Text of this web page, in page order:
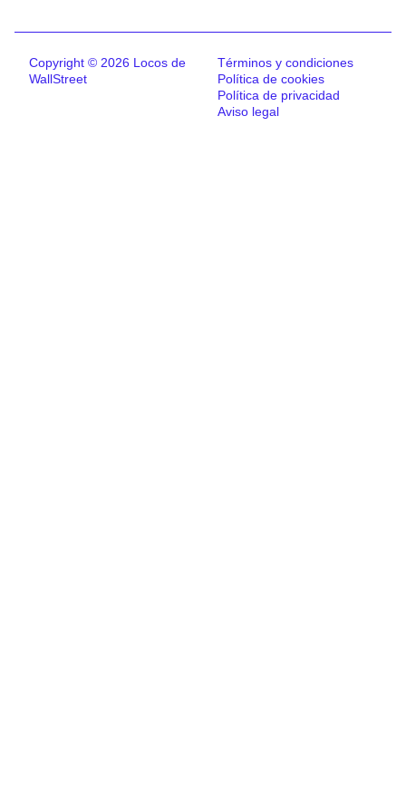
Copyright © 2026 Locos de
WallStreet
Términos y condiciones
Política de cookies
Política de privacidad
Aviso legal